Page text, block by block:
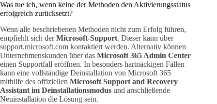
Was tue ich, wenn keine der Methoden den Aktivierungsstatus
erfolgreich zurücksetzt?
Wenn alle beschriebenen Methoden nicht zum Erfolg führen,
empfiehlt sich derMicrosoft-Support. Dieser kann über
support.microsoft.com kontaktiert werden. Alternativ können
Unternehmenskunden über das Microsoft 365 Admin Center
einen Supportfall eröffnen. In besonders hartnäckigen Fällen
kann eine vollständige Deinstallation von Microsoft 365
mithilfe des offiziellen Microsoft Support and Recovery
Assistant im Deinstallationsmodus und anschließende
Neuinstallation die Lösung sein.